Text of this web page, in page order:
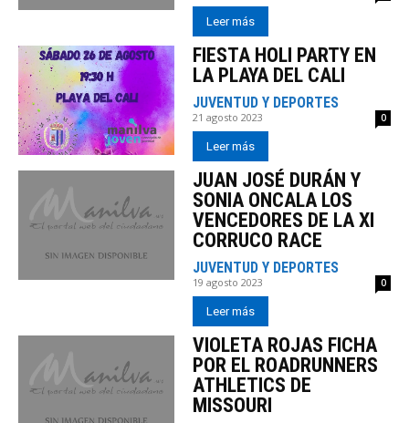
Leer más
FIESTA HOLI PARTY EN
LA PLAYA DEL CALI
JUVENTUD Y DEPORTES
21 agosto 2023 0
Leer más
JUAN JOSÉ DURÁN Y
SONIA ONCALA LOS
VENCEDORES DE LA XI
CORRUCO RACE
JUVENTUD Y DEPORTES
19 agosto 2023 0
Leer más
VIOLETA ROJAS FICHA
POR EL ROADRUNNERS
ATHLETICS DE
MISSOURI